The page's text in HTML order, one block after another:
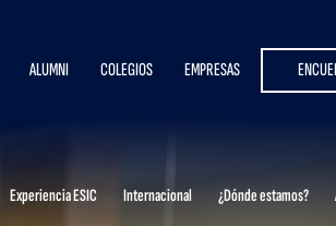
ALUMNI COLEGIOS EMPRESAS
Experiencia ESIC Internacional ¿Dónde estamos?